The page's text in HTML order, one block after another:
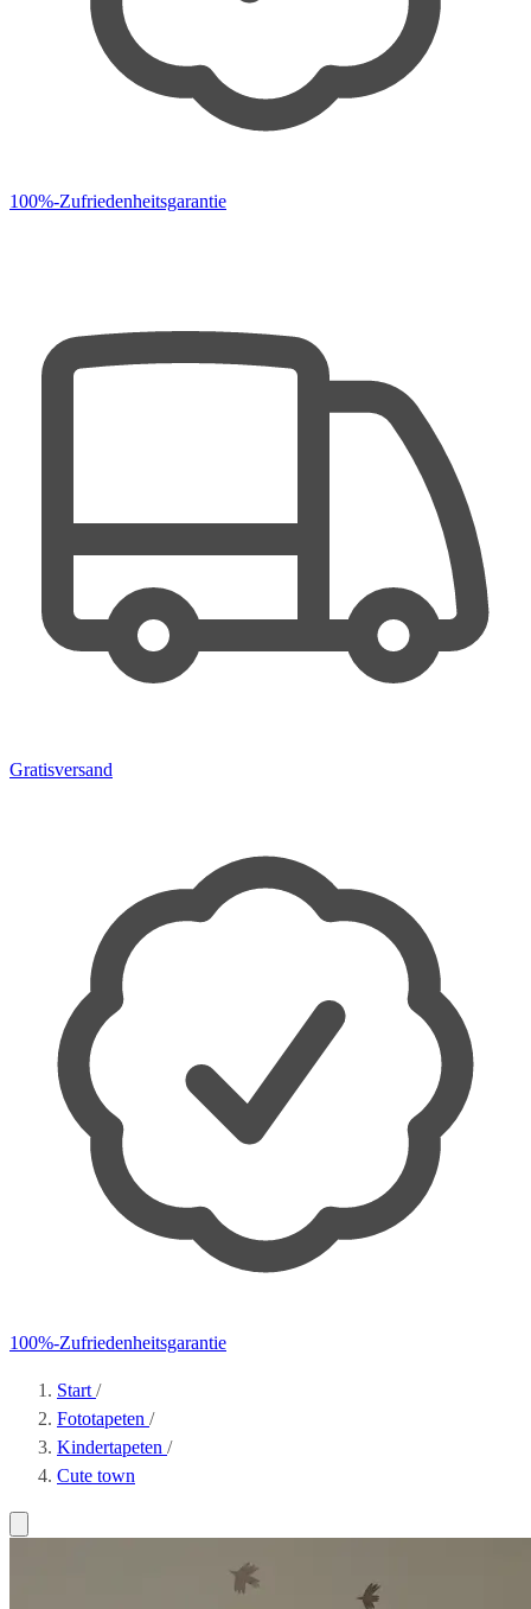
100%-Zufriedenheitsgarantie
Gratisversand
100%-Zufriedenheitsgarantie
Start /
Fototapeten /
Kindertapeten /
Cute town